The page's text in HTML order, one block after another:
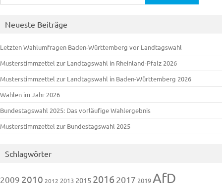
nach:
Neueste Beiträge
Letzten Wahlumfragen Baden-Württemberg vor Landtagswahl
Musterstimmzettel zur Landtagswahl in Rheinland-Pfalz 2026
Musterstimmzettel zur Landtagswahl in Baden-Württemberg 2026
Wahlen im Jahr 2026
Bundestagswahl 2025: Das vorläufige Wahlergebnis
Musterstimmzettel zur Bundestagswahl 2025
Schlagwörter
2009 2010 2012 2013 2015 20162017 2019AfD